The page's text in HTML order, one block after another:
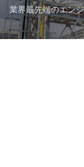
業界最先端のエン